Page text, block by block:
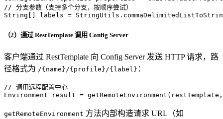
// 分支参数（支持多个分支，按顺序尝试）
String[] labels =
（2）通过 RestTemplate 调用 Config Server
客户端通过 RestTemplate 向 Config Server 发送 HTTP 请求，路
径格式为 /{name}/{profile}/{label} ：
// 调用远程配置中心
Environment
result =
getRemoteEnvironment 方法内部构造请求 URL（如